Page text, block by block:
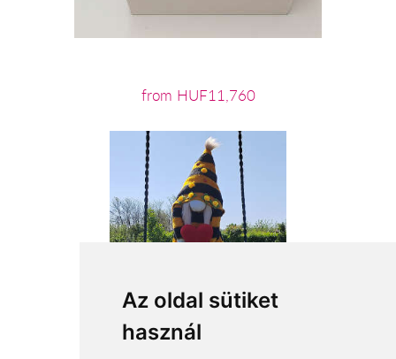
Az oldal sütiket
használ
from HUF11,760